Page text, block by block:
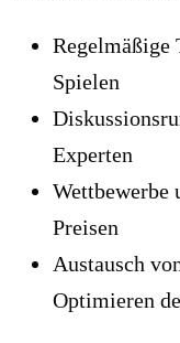
Regelmäßige
Spielen
Experten
Wettbewerbe
Preisen
Austausch
Optimieren